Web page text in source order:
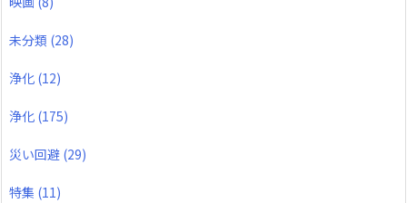
未分類 (28)
浄化 (12)
浄化 (175)
災い回避 (29)
特集 (11)